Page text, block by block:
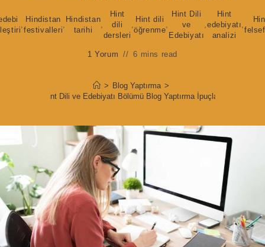
,
Hindistan
festivalleri
,
Hindistan
tarihi
,
Hint
dili
dersleri
,
Hint dili
öğrenme
,
Hint Dili
ve
Edebiyatı
,
Hint
edebiyatı
analizi
,
1 Yorum 6 mins read
> Blog Yaptırma >
Hint Dili ve Edebiyatı Bölümü Blog Yaptırma İpuçları